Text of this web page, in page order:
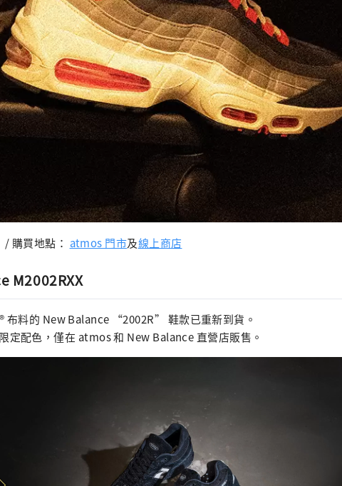
購買地點： atmos 門市及線上商店
M2002RXX
布料的 New Balance “2002R” 鞋款已重新到貨。
定配色，僅在 atmos 和 New Balance 直營店販售。